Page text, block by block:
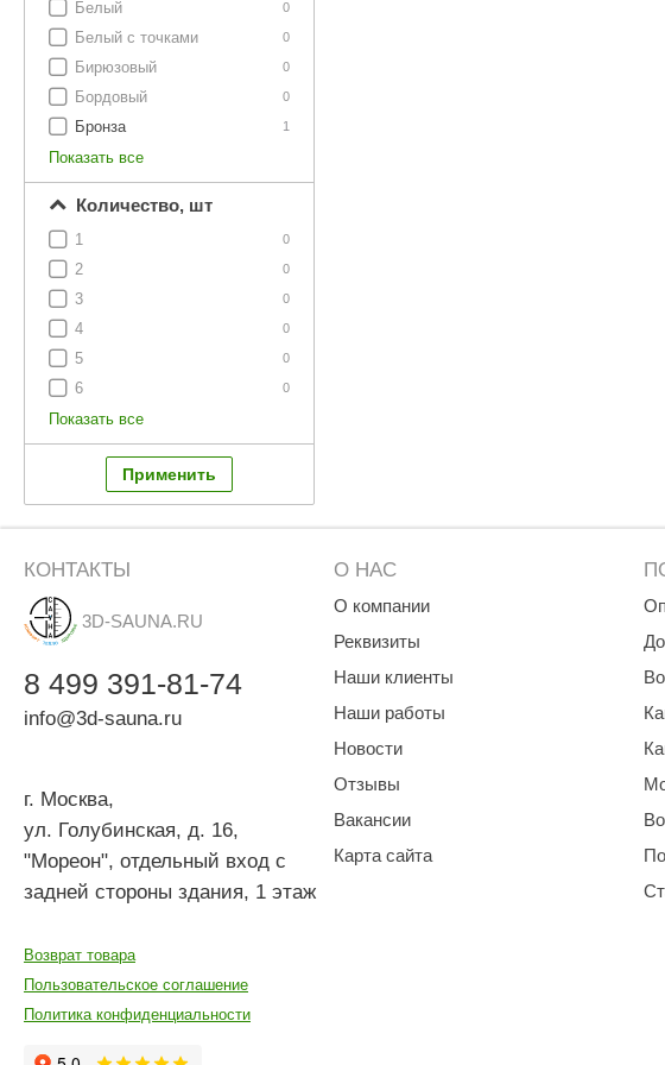
0
Белый
0
Белый с точками
0
Бирюзовый
0
Бордовый
1
Бронза
Показать все
Количество, шт
0
1
0
2
0
3
0
4
0
5
0
6
Показать все
О НАС
О компании
Реквизиты
Наши клиенты
Наши работы
Новости
Отзывы
Вакансии
Карта сайта
КОНТАКТЫ
3D-SAUNA.RU
8 499 391-81-74
info@3d-sauna.ru
г. Москва,
ул. Голубинская, д. 16,
"Мореон", отдельный вход с
задней стороны здания, 1 этаж
Возврат товара
Пользовательское соглашение
Политика конфиденциальности